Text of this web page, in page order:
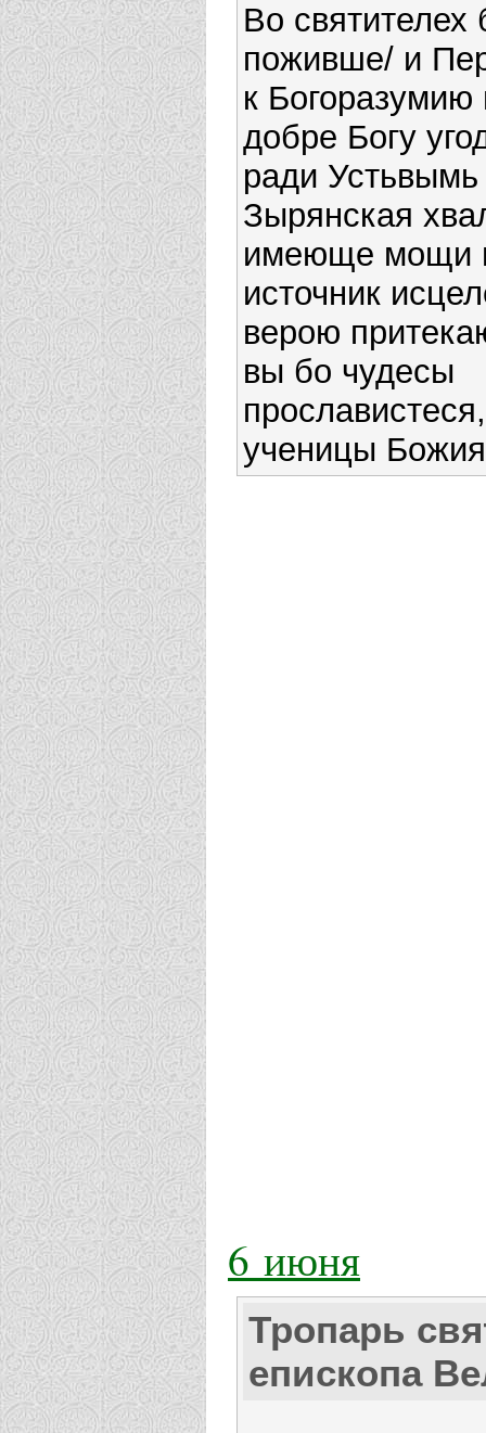
Во святителех
поживше/ и
к
добре Богу
ради
Зырянская
имеюще мощи
источник
верою
вы бо чудесы
ученицы
6 июня
Тропарь
епископа